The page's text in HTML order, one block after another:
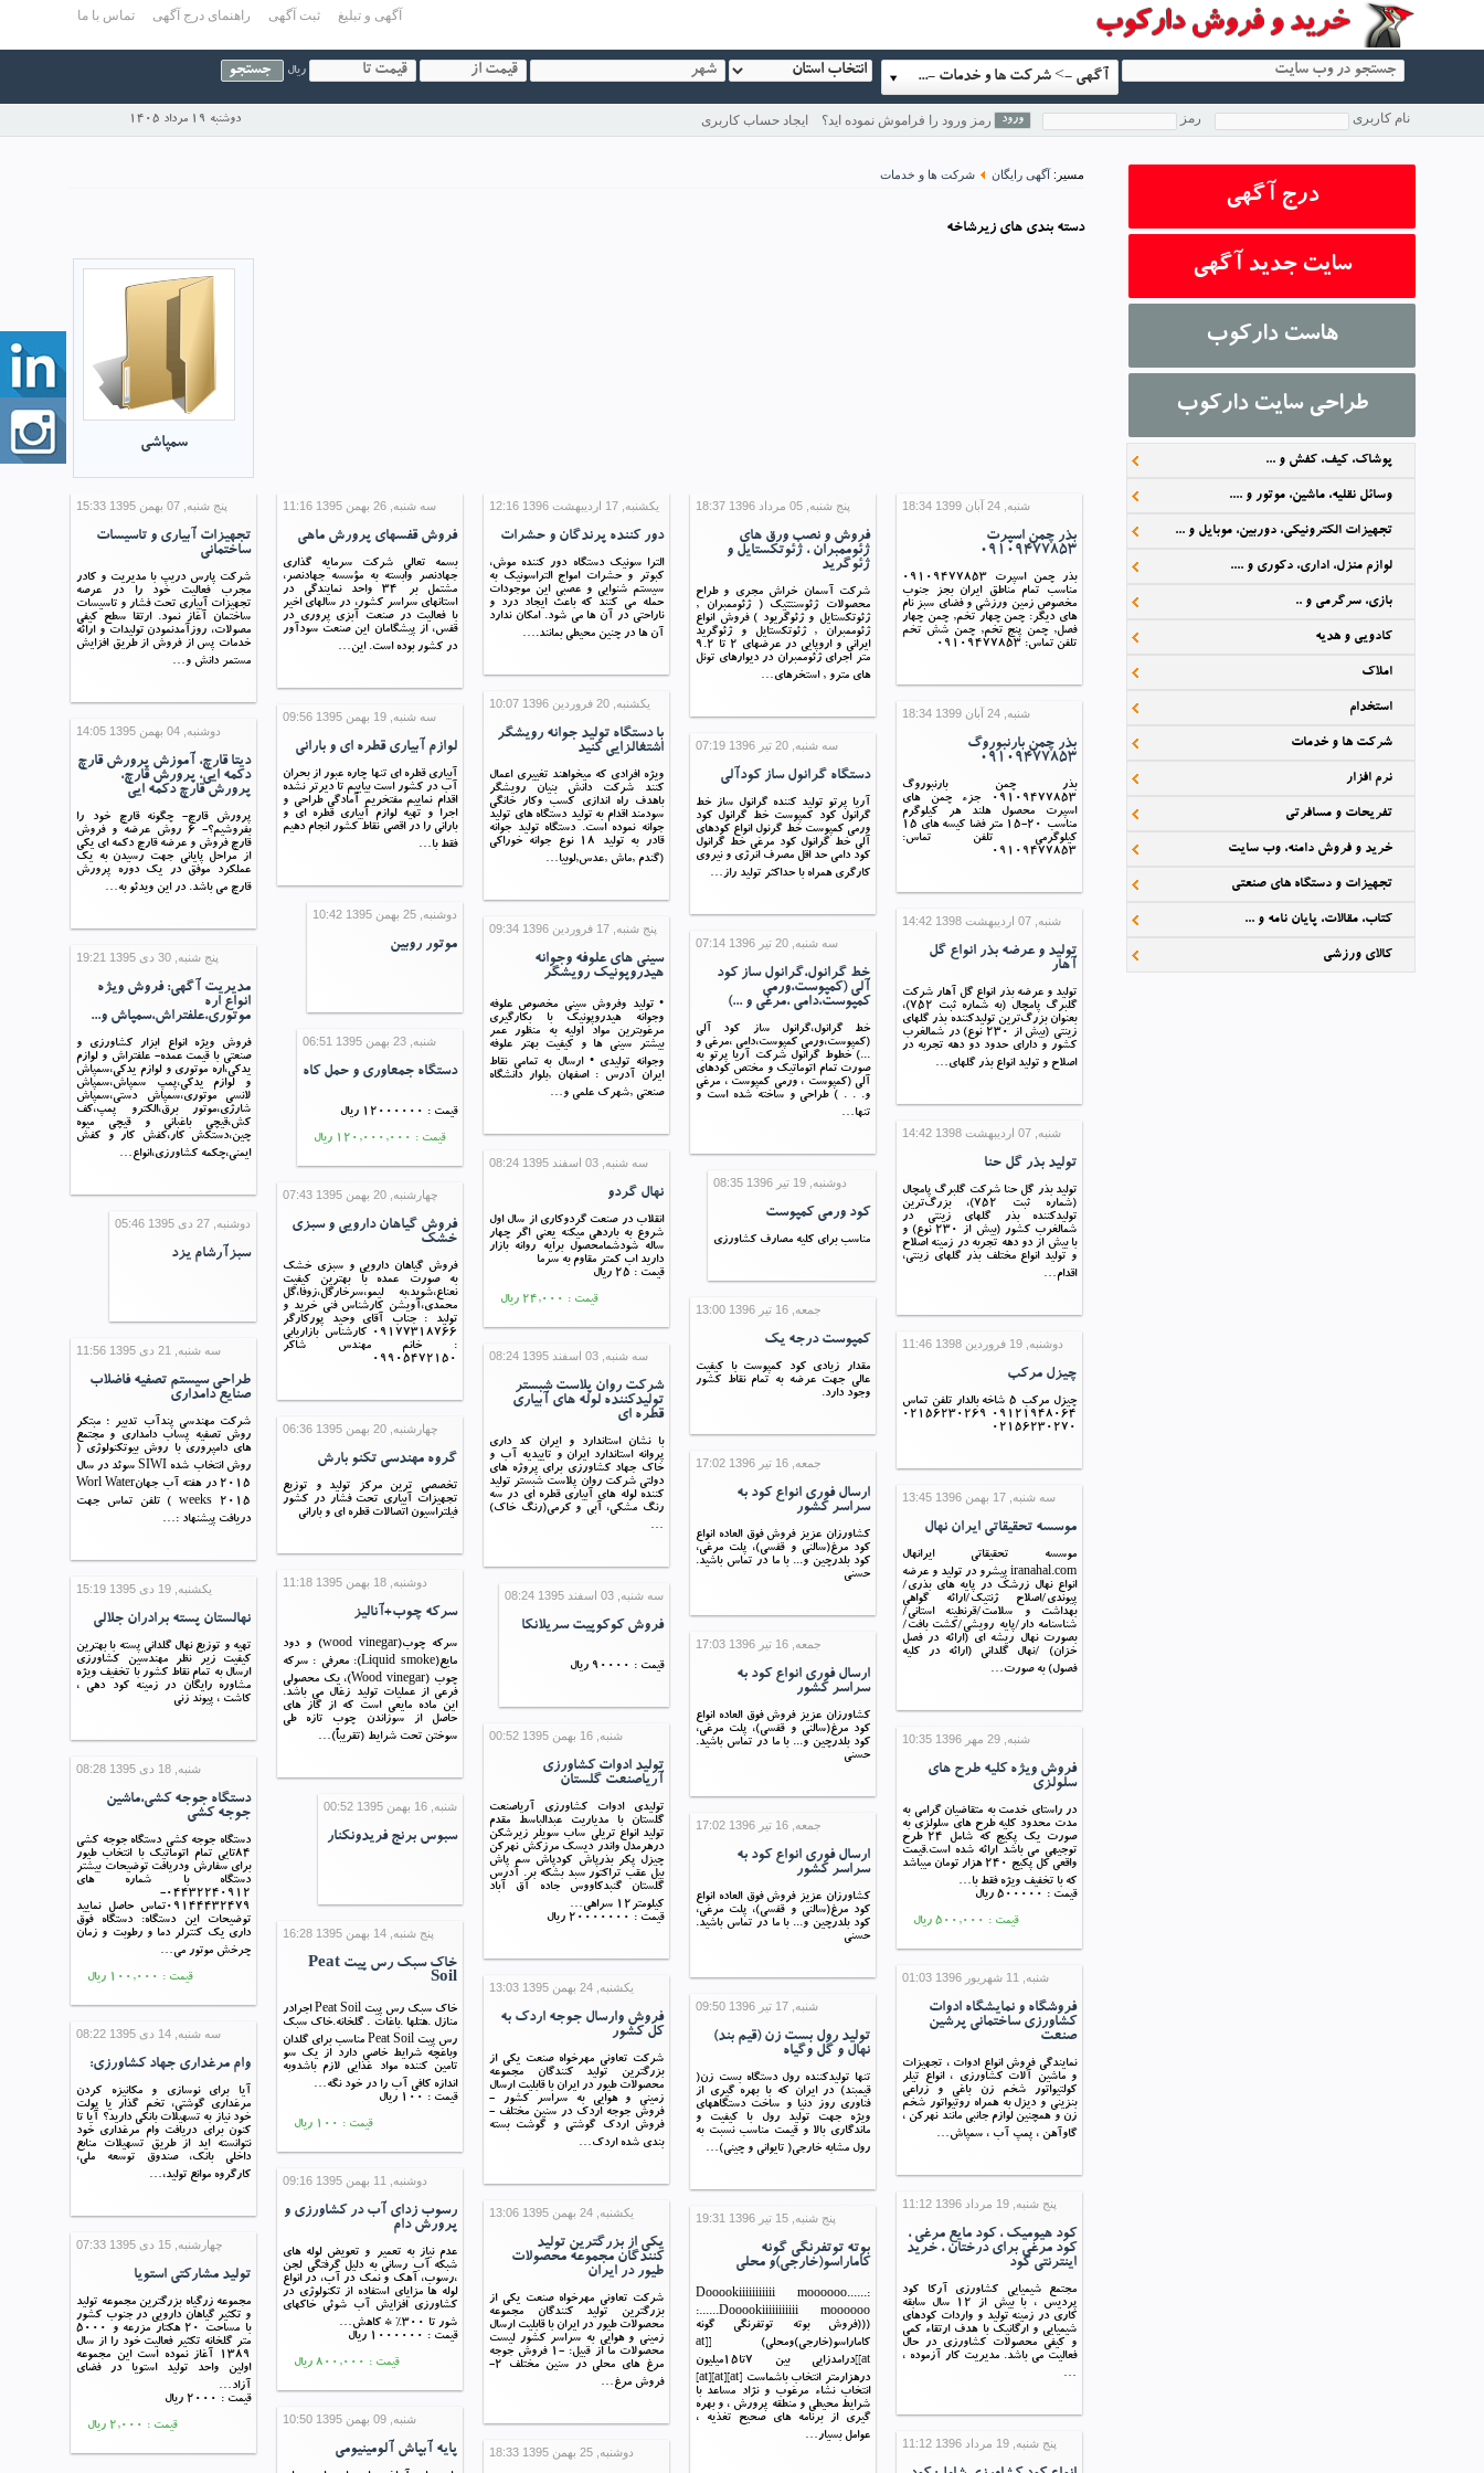
آگهی و تبلیغ ثبت آگهی راهنمای درج آگهی تماس با ما
آگهی -> شرکت ها و خدمات -> کشاورزی ریال
دوشنبه 19 مرداد 1405 نام کاربری رمز رمز ورود را فراموش نموده اید؟ ایجاد حساب کاربری
مسیر: آگهی رایگان شرکت ها و خدمات
دسته بندي هاي زيرشاخه
سمپاشی
شنبه, 24 آبان 1399 18:34
بذر چمن اسپرت
09109477853
بذر چمن اسپرت 09109477853
مناسب تمام مناطق ایران بجز جنوب
مخصوص زمین ورزشی و فضای سبز نام
های دیگر: چمن چهار تخم, چمن چهار
فصل, چمن پنج تخم, چمن شش تخم
تلفن تماس: 09109477853
شنبه, 24 آبان 1399 18:34
بذر چمن بارنبوروگ
09109477853
بذر چمن بارنبوروگ
09109477853 جزء چمن های
اسپرت محصول هلند هر کیلوگرم
مناسب 20-15 متر فضا کیسه های 15
کیلوگرمی تلفن تماس:
09109477853
شنبه, 07 ارديبهشت 1398 14:42
تولید و عرضه بذر انواع گل
آهار
تولید و عرضه بذر انواع گل آهار شرکت
گلبرگ پامچال (به شماره ثبت ۷۵۲)،
بعنوان بزرگ‌ترین تولیدکننده بذر گلهای
زینتی (بیش از 230 نوع) در شمالغرب
کشور و دارای حدود دو دهه تجربه در
اصلاح و تولید انواع بذر گلهای…
شنبه, 07 ارديبهشت 1398 14:42
تولید بذر گل حنا
تولید بذر گل حنا شرکت گلبرگ پامچال
(شماره ثبت ۷۵۲)، بزرگ‌ترین
تولیدکننده بذر گلهای زینتی در
شمالغرب کشور (بیش از 230 نوع) و
با بیش از دو دهه تجربه در زمینه اصلاح
و تولید انواع مختلف بذر گلهای زینتی،
اقدام…
دوشنبه, 19 فروردين 1398 11:46
چیزل مرکب
چیزل مرکب 5 شاخه بالدار تلفن تماس
09121948064 02156230269
02156230270
سه شنبه, 17 بهمن 1396 13:45
موسسه تحقیقاتی ایران نهال
موسسه تحقیقاتی ایرانهال
iranahal.com پیشرو در تولید و عرضه
انواع نهال زرشک در پایه های بذری/
پیوندی/اصلاح ژنتیک/ارائه گواهی
بهداشت و سلامت/قرنطینه استانی/
شناسنامه دار/پایه رویشی/کشت بافت/
بصورت نهال ریشه ای (ارائه در فصل
خزان) /نهال گلدانی (ارائه در کلیه
فصول) به صورت…
شنبه, 29 مهر 1396 10:35
فروش ویژه کلیه طرح های
سلولزی
در راستای خدمت به متقاضیان گرامی به
مدت محدود کلیه طرح های سلولزی به
صورت یک پکیج که شامل 24 طرح
توجیهی می باشد ارائه شده است.قیمت
واقعی کل پکیج 240 هزار تومان میباشد
که با تخفیف ویژه فقط با…
قیمت : 500000 ریال
قیمت : 500,000 ریال
شنبه, 11 شهریور 1396 01:03
فروشگاه و نمایشگاه ادوات
کشاورزی ساختمانی پرشین
صنعت
نمایندگی فروش انواع ادوات ، تجهیزات
و ماشین آلات کشاورزی ، انواع تیلر
کولتیواتور شخم زن باغی و زراعی
بنزینی و دیزل به همراه روتیواتور شخم
زن و همچنین لوازم جانبی مانند نهرکن ،
گاوآهن ، پمپ آب ، سمپاش…
پنج شنبه, 19 مرداد 1396 11:12
کود هیومیک ، کود مایع مرغی ،
کود مرغی برای درختان ، خرید
اینترنتی کود
مجتمع شیمیایی کشاورزی آرکا کود
پردیس ، با بیش از 12 سال سابقه
کاری در زمینه تولید و واردات کودهای
شیمیایی و ارگانیک با هدف ارتقاء کمی
و کیفی محصولات کشاورزی در حال
فعالیت می باشد. مدیریت کار آزموده ،
…
پنج شنبه, 19 مرداد 1396 11:12
پنج شنبه, 05 مرداد 1396 18:37
فروش و نصب ورق های
ژئوممبران ، ژئوتکستایل و
ژئوگرید
شرکت آسمان خراش مجری و طراح
محصولات ژئوسنتتیک ( ژئوممبران ,
ژئوتکستایل و ژئوگریود ) فروش انواع
ژئوممبران , ژئوتکستایل و ژئوگرید
ایرانی و اروپایی در عرضهای 2 تا 9.2
متر اجرای ژئوممبران در دیوارهای تونل
های مترو , استخرهای…
سه شنبه, 20 تیر 1396 07:19
دستگاه گرانول ساز کودآلی
آریا پرتو تولید کننده گرانول ساز خط
گرانول کود کمپوست خط گرانول کود
ورمی کمپوست خط گرنول انواع کودهای
آلی خط گرانول کود مرغی خط گرانول
کود دامی حد اقل مصرف انرژی و نیروی
کارگری همراه با حداکثر تولید راز…
سه شنبه, 20 تیر 1396 07:14
خط گرانول،گرانول ساز کود
آلی (کمپوست،ورمی
کمپوست،دامی ،مرغی و ...)
خط گرانول،گرانول ساز کود آلی
(کمپوست،ورمی کمپوست،دامی ،مرغی و
...) خطوط گرانول شرکت آریا پرتو به
صورت تمام اتوماتیک و مختص کودهای
آلی (کمپوست ، ورمی کمپوست ، مرغی
و. . . ) طراحی و ساخته شده است و
تنها…
دوشنبه, 19 تیر 1396 08:35
کود ورمی کمپوست
مناسب برای کلیه مصارف کشاورزی
جمعه, 16 تیر 1396 13:00
کمپوست درجه یک
مقدار زیادی کود کمپوست با کیفیت
عالی جهت عرضه به تمام نقاط کشور
وجود دارد.
جمعه, 16 تیر 1396 17:02
ارسال فوری انواع کود به
سراسر کشور
کشاورزان عزیز فروش فوق العاده انواع
کود مرغ(سالنی و قفسی)، پلت مرغی،
کود بلدرچین و... با ما در تماس باشید.
حسنی
جمعه, 16 تیر 1396 17:03
ارسال فوری انواع کود به
سراسر کشور
کشاورزان عزیز فروش فوق العاده انواع
کود مرغ(سالنی و قفسی)، پلت مرغی،
کود بلدرچین و... با ما در تماس باشید.
حسنی
جمعه, 16 تیر 1396 17:02
ارسال فوری انواع کود به
سراسر کشور
کشاورزان عزیز فروش فوق العاده انواع
کود مرغ(سالنی و قفسی)، پلت مرغی،
کود بلدرچین و... با ما در تماس باشید.
حسنی
شنبه, 17 تیر 1396 09:50
تولید رول بست زن (قیم بند)
نهال و گل وگیاه
تنها تولیدکننده رول دستگاه بست زن(
قیمبند) در ایران که با بهره گیری از
فناوری روز دنیا و ساخت دستگاههای
ویژه جهت تولید رول با کیفیت و
ماندگاری بالا و قیمت مناسب نسبت به
رول مشابه خارجی( تایوانی و چینی)…
پنج شنبه, 15 تیر 1396 19:31
بوته توتفرنگی گونه
کاماراسو(خارجی)و محلی
Dooookiiiiiiiiiii moooooo......:
Dooookiiiiiiiiiii moooooo......:
(((فروش بوته توتفرنگی گونه
کاماراسو(خارجی)ومحلی) [at]
[at]درامدزایی بین ۷تا۱۵میلیون
درهزارمتر انتخاب باشماست [at][at][at]
انتخاب نشاء مرغوب و نژاد مساعد با
شرایط محیطی و منطقه پرورش ، و بهره
گیری از برنامه های صحیح تغذیه ،
عوامل بسیار…
یکشنبه, 17 ارديبهشت 1396 12:16
دور کننده پرندگان و حشرات
الترا سونیک دستگاه دور کننده موش،
کبوتر و حشرات امواج التراسونیک به
سیستم شنوایی و عصبی این موجودات
حمله می کنند که باعث ایجاد درد و
ناراحتی در آن ها می شود. امکان ندارد
آن ها در چنین محیطی بمانند.…
یکشنبه, 20 فروردين 1396 10:07
با دستگاه تولید جوانه رویشگر
اشتغالزایی کنید
ویژه افرادی که میخواهند تغییری اعمال
کنند شرکت دانش بنیان رویشگر
باهدف راه اندازی کسب وکار خانگی
سودمند اقدام به تولید دستگاه های تولید
جوانه نموده است. دستگاه تولید جوانه
قادر به تولید 18 نوع جوانه خوراکی
(گندم ,ماش ,عدس,لوبیا…
پنج شنبه, 17 فروردين 1396 09:34
سینی های علوفه وجوانه
هیدروپونیک رویشگر
• تولید وفروش سینی مخصوص علوفه
وجوانه هیدروپونیک با بکارگیری
مرغوبترین مواد اولیه به منظور عمر
بیشتر سینی ها و کیفیت بهتر علوفه
وجوانه تولیدی • ارسال به تمامی نقاط
ایران آدرس : اصفهان ,بلوار دانشگاه
صنعتی ,شهرک علمی و…
سه شنبه, 03 اسفند 1395 08:24
نهال گردو
انقلاب در صنعت گردوکاری از سال اول
شروع به باردهی میکنه یعنی اگر چهار
ساله شودشمامحصول برایه روانه بازار
دارید اب کمتر مقاوم به سرما
قیمت : 25 ریال
قیمت : 24,000 ریال
سه شنبه, 03 اسفند 1395 08:24
شرکت روان پلاست شبستر
تولیدکننده لوله های آبیاری
قطره ای
با نشان استاندارد و ایران کد داری
پروانه استاندارد ایران و تاییدیه آب و
خاک جهاد کشاورزی برای پروژه های
دولتی شرکت روان پلاست شبستر تولید
کننده لوله های آبیاری قطره ای در سه
رنگ مشکی، آبی و کرمی(رنگ خاک)
…
سه شنبه, 03 اسفند 1395 08:24
فروش کوکوپیت سریلانکا
قیمت : 90000 ریال
شنبه, 16 بهمن 1395 00:52
تولید ادوات کشاورزی
آریاصنعت گلستان
تولیدی ادوات کشاورزی آریاصنعت
گلستان با مدیاریت عبدالباسط مقدم
تولید انواع تریلی ساب سویلر زیرشکن
درهرمدل واندر دیسک مرزکش نهرکن
چیزل پکر بذرپاش کودپاش سم پاش
بیل عقب تراکتور سبد بشکه بر. آدرس
گلستان گنبدکاووس جاده آق آباد
کیلومتر12 سراهی…
قیمت : 20000000 ریال
یکشنبه, 24 بهمن 1395 13:03
فروش وارسال جوجه اردک به
کل کشور
شرکت تعاوني مهرخواه صنعت يکي از
بزرگترين توليد کنندگان مجموعه
محصولات طيور در ايران با قابلیت ارسال
زمینی و هوایی به سراسر کشور -
فروش جوجه اردک در سنین مختلف -
فروش اردک گوشتي و گوشت بسته
بندی شده اردک…
یکشنبه, 24 بهمن 1395 13:06
يکي از بزرگترين توليد
کنندگان مجموعه محصولات
طيور در ايران
شرکت تعاوني مهرخواه صنعت يکي از
بزرگترين توليد کنندگان مجموعه
محصولات طيور در ايران با قابلیت ارسال
زمینی و هوایی به سراسر کشور ليست
محصولات ما از قبيل: -1 فروش جوجه
مرغ های محلی در سنین مختلف 2-
فروش مرغ…
دوشنبه, 25 بهمن 1395 18:33
سه شنبه, 26 بهمن 1395 11:16
فروش قفسهای پرورش ماهی
بسمه تعالی شرکت سرمایه گذاری
جهادنصر وابسته به مؤسسه جهادنصر،
مشتمل بر 34 واحد نمایندگی در
استانهای سراسر کشور، در سالهای اخیر
با فعالیت در صنعت آبزی پروری در
قفس، از پیشگامان این صنعت سودآور
در کشور بوده است. این…
سه شنبه, 19 بهمن 1395 09:56
لوازم آبیاری قطره ای و بارانی
آبیاری قطره ای تنها چاره عبور از بحران
آب در کشور است بیاییم تا دیرتر نشده
اقدام نماییم مفتخریم آمادگی طراحی و
اجرا و تهیه لوازم آبیاری قطره ای و
بارانی را در اقصی نقاط کشور انجام دهیم
فقط با…
دوشنبه, 25 بهمن 1395 10:42
موتور روبين
شنبه, 23 بهمن 1395 06:51
دستگاه جمعاوری و حمل کاه
قیمت : 12000000 ریال
قیمت : 120,000,000 ریال
چهارشنبه, 20 بهمن 1395 07:43
فروش گیاهان دارویی و سبزی
خشک
فروش گیاهان دارویی و سبزی خشک
به صورت عمده با بهترین کیفیت
نعناع،شوید،به لیمو،سرخارگل،زوفا،گل
محمدی،آویشن کارشناس فنی خرید و
تولید : جناب آقای وحید پورکارگر
09177318766 کارشناس بازاریابی
: خانم مهندس شاکر
09905472150
چهارشنبه, 20 بهمن 1395 06:36
گروه مهندسی تکنو بارش
تخصصی ترین مرکز تولید و توزیع
تجهیزات آبیاری تحت فشار در کشور
فیلتراسیون اتصالات قطره ای و بارانی
دوشنبه, 18 بهمن 1395 11:18
سرکه چوب+آنالیز
سرکه چوب(wood vinegar) و دود
مایع(Liquid smoke): معرفی : سرکه
چوب (Wood vinegar)، یک محصولی
فرعی از عملیات تولید زغال می باشد.
این ماده مایعی است که از گاز های
حاصل از سوزاندن چوب تازه طی
سوختن تحت شرایط (تقریباً)…
شنبه, 16 بهمن 1395 00:52
سبوس برنج فریدونکنار
پنج شنبه, 14 بهمن 1395 16:28
خاک سبک رس پیت Peat
Soil
خاک سبک رس پیت Peat Soil اجرادر
منازل .هتلها .باغات . گلخانه.خاک سبک
رس پیت Peat Soil مناسب برای گلدان
وباغچه شرایط خاصی دارد از یک سو
تامین کننده مواد غذایی لازم باشد‏وبه
اندازه کافی آب را در خود نگه…
قیمت : 100 ریال
قیمت : 100 ریال
دوشنبه, 11 بهمن 1395 09:16
رسوب زدای آب در کشاورزی و
پرورش دام
عدم نياز به تعمير و تعويض لوله هاي
شبكه آب رساني به دليل گرفتگي لجن
،رسوب، آهک و نمک در آب، در انواع
لوله ها مزایای استفاده از تکنولوژی در
کشاورزی افزایش آب شوئی خاکهای
شور تا 300% * کاهش…
قیمت : 1000000 ریال
قیمت : 800,000 ریال
شنبه, 09 بهمن 1395 10:50
پایه آبپاش آلومینیومی
پنج شنبه, 07 بهمن 1395 15:33
تجهیزات آبیاری و تاسیسات
ساختمانی
شرکت پارس دریپ با مدیریت و کادر
مجرب فعالیت خود را در عرصه
تجهیزات آبیاری تحت فشار و تاسیسات
ساختمان آغاز نمود. ارتقا سطح کیفی
مصولات، روزآمدنمودن تولیدات و ارائه
خدمات پس از فروش از طریق افزایش
مستمر دانش و…
دوشنبه, 04 بهمن 1395 14:05
دیتا قارچ، آموزش پرورش قارچ
دکمه ایی، پرورش قارچ،
پرورش قارچ دکمه ایی
پرورش قارچ- چگونه قارچ خود را
بفروشیم؟- ۶ روش عرضه و فروش
قارچ فروش و عرضه قارچ دکمه ای یکی
از مراحل پایانی جهت رسیدن به یک
عملکرد موفق در یک دوره پرورش
قارچ می باشد. در این ویدئو به…
پنج شنبه, 30 دی 1395 19:21
مدیریت آگهی: فروش ویژه
انواع اره
موتوری،علفتراش،سمپاش و...
فروش ویژه انواع ابزار کشاورزی و
صنعتی با قیمت عمده- علفتراش و لوازم
یدکی،اره موتوری و لوازم یدکی،سمپاش
و لوازم یدکی،پمپ سمپاش،سمپاش
لانسی موتوری،سمپاش دستی،سمپاش
شارژی،موتور برق،الکترو پمپ،کف
کش،قیچی باغبانی و قیچی میوه
چین،دستکش کار،کفش کار و کفش
ایمنی،چکمه کشاورزی،انواع…
دوشنبه, 27 دی 1395 05:46
سبزآرشام یزد
سه شنبه, 21 دی 1395 11:56
طراحی سیستم تصفیه فاضلاب
صنایع دامداری
شرکت مهندسی پندآب تدبیر ؛ مبتکر
روش تصفیه پساب دامداری و مجتمع
های دامپروری با روش بیوتکنولوژی (
روش انتخاب شده SIWI سوئد در سال
2015 در هفته آب جهانWorl Water
weeks 2015 ) تلفن تماس جهت
دریافت پیشنهاد :…
یکشنبه, 19 دی 1395 15:19
نهالستان پسته برادران جلالی
تهیه و توزیع نهال گلدانی پسته با بهترین
کیفیت زیر نظر مهندسین کشاورزی
ارسال به تمام نقاط کشور با تخفیف ویژه
مشاوره رایگان در زمینه کود دهی ،
کاشت ، پیوند زنی
شنبه, 18 دی 1395 08:28
دستگاه جوجه کشی،ماشین
جوجه کشی
دستگاه جوجه کشی دستگاه جوجه کشی
84تایی تمام اتوماتیک با انتخاب طیور
برای سفارش ودریافت توضیحات بیشتر
دستگاه با شماره های
04432240912-
09144432479تماس حاصل نمایید
توضیحات این دستگاه: دستگاه فوق
داری یک کنترلر دما و رطوبت و زمان
چرخش موتور می…
قیمت : 100,000 ریال
سه شنبه, 14 دی 1395 08:22
وام مرغداری جهاد کشاورزی:
آیا برای نوسازی و مکانیزه کردن
مرغداری گوشتی، تخم گذار یا پولت
خود نیاز به تسهیلات بانکی دارید؟ آیا تا
کنون برای دریافت وام مرغداری خود
نتوانسته اید از طریق تسهیلات منابع
داخلی بانک، صندوق توسعه ملی،
کارگروه موانع تولید،…
چهارشنبه, 15 دی 1395 07:33
تولید مشارکتی استویا
مجموعه زرگیاه بزرگترین مجموعه تولید
و تکثیر گیاهان دارویی در جنوب کشور
با مساحت 20 هکتار مزرعه و 5000
متر گلخانه تکثیر فعالیت خود را از سال
1389 آغاز نموده است این مجموعه
اولین واحد تولید استویا در فضای
آزاد…
قیمت : 2000 ریال
قیمت : 2,000 ریال
درج آگهی
سایت جدید آگهی
هاست دارکوب
طراحی سایت دارکوب
پوشاک، کیف، کفش و ...
وسائل نقلیه، ماشین، موتور و ....
تجهیزات الکترونیکی، دوربین، موبایل و ...
لوازم منزل، اداری، دکوری و ....
بازی، سرگرمی و ..
کادویی و هدیه
املاک
استخدام
شرکت ها و خدمات
نرم افزار
تفریحات و مسافرتی
خرید و فروش دامنه، وب سایت
تجهیزات و دستگاه های صنعتی
کتاب، مقالات، پایان نامه و ...
کالای ورزشی